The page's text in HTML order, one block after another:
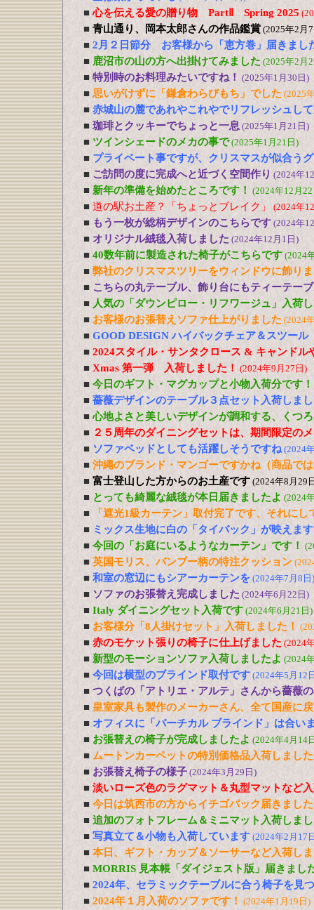
■ 心を伝える愛の贈り物 PartⅡ Spring 2025
■ 青山通り、岡本太郎さんの作品鑑賞 (2025年2月
■ 2月２日節分 お客様から「恵方巻」届きまし
■ 鹿沼市の山の方へ出掛けてみました (2025年2月
■ 特別時のお料理みたいですね！ (2025年1月30日)
■ 思いがけずに「鎌倉わらびもち」でした (2025
■ 赤城山の麓であれやこれやでリフレッシュし
■ 珈琲とクッキーでちょっと一息 (2025年1月21日)
■ ツインシェードのメカの事で(2025年1月21日)
■ プライベート事ですが、クリスマスが似合う
■ ご訪問の度に完成へと近づく空間作り (2024年
■ 新年の準備を始めたところです！ (2024年12月
■ 道の駅お土産？「ちょっとブレイク」 (2024年
■ もう一枚が総柄デザインのこちらです (2024年
■ オリジナル絨毯入荷しました (2024年12月1日)
■ 40数年前に製造された椅子がこちらです (2024
■ 弊社のクリスマスツリーをウィンドウに飾り
■ こちらの丸テーブル、飾り台にもティーテー
■ 人気の「ダウンピロー・リフワージュ」入荷
■ お客様のお張替えソファ仕上がりました (2024
■ GOOD DESIGN ハイバックチェア＆スツー
■ 2024スタイル・サンタクロース & キャンドル
■ Xmas 第一弾 入荷しました！ (2024年9月27日)
■ 今日のギフト・マグカップと小物入荷分です！
■ 薔薇デザインのテーブル３点セット入荷しま
■ 心地よさと美しいデザインが調和する、くつ
■ ２５周年のダイニングセットは、期間限定の
■ ソファベッドとしても活躍しそうですね(2024
■ 沖縄のブランド・マンゴーですかね（商品で
■ 富士登山した方からのお土産です (2024年8月29
■ とっても綺麗な絨毯が本日届きましたよ (2024
■
「遮光1級カーテン」取付完了です、それに
■ ミックス生地に白の「タイバック」が映えま
■ 今回の「お庭にいるようなカーテン」です！
■ 英国モリス、バンブー柄の特注クッション
■ 和室の窓辺にもシアーカーテンを (2024年7月8日)
■ ソファのお張替え完成しました (2024年6月22日)
■ Italy ダイニングセット入荷です (2024年6月21日)
■ お客様分「8人掛けセット」入荷しました！
■ 赤のモケット張りの椅子に仕上げました (2024
■ 新型のモーションソファ入荷しましたよ (2024
■ 今回は横型のブラインド取付です (2024年5月12
■ つくばの「アトリエ・アルテ」さんから薔薇
■ 皇室家具も製作のメーカーさん、全て国産に
■ オフィスに「バーチカル ブラインド」は合い
■ お張替えの椅子が完成しましたよ (2024年4月14
■ ムートンカーペットの特別価格品入荷しました
■ お張替え椅子の様子 (2024年3月29日)
■ 淡いローズ色のラグマット＆丸型マットなど
■ 今日は筑西市の方からイチゴパック届きました
■ 追加のフォトフレーム＆ミニマット入荷しま
■ 写真立て＆小物も入荷しています (2024年2月17
■ 本日、ギフト・カップ＆ソーサーなど入荷し
■ MORRIS 見本帳「ダイジェスト版」届きまし
■ 2024年、セラミックテーブルに合う椅子を見
■ 2024年１月入荷のソファです！ (2024年1月19日)